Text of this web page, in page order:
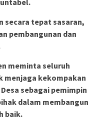
secara tepat sasaran,
pembangunan dan
meminta seluruh
menjaga kekompakan
sebagai pemimpin
dalam membangun
baik.